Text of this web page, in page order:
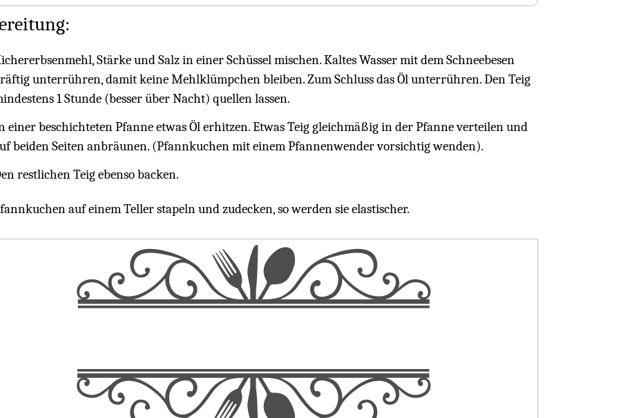
Stärke und Salz in einer Schüssel mischen. Kaltes Wasser mit dem Schneebesen
unterrühren, damit keine Mehlklümpchen bleiben. Zum Schluss das Öl unterrühren. Den Teig
1 Stunde (besser über Nacht) quellen lassen.
einer beschichteten Pfanne etwas Öl erhitzen. Etwas Teig gleichmäßig in der Pfanne verteilen und
beiden Seiten anbräunen. (Pfannkuchen mit einem Pfannenwender vorsichtig wenden).
restlichen Teig ebenso backen.
auf einem Teller stapeln und zudecken, so werden sie elastischer.